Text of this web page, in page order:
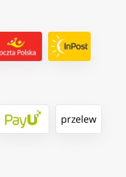
przelew